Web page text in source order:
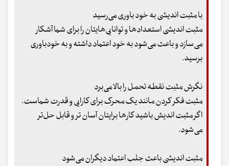
با مثبت اندیشی به خود باوری می‌رسید
مثبت اندیشی استعدادها و توانایی‌هایتان را برای شما آشکار
می‌سازد و باعث می‌شود به خود اعتماد داشته و به خودباوری
برسید.
نگرش مثبت نقطه تحمل را بالا می‌برد
مثبت فکر کردن مانند یک محرک برای کارایی و قدرت شماست.
اگر مثبت اندیش باشید کارها برایتان آسان تر و قابل حل‌تر
می‌شود.
مثبت اندیشی باعث جلب اعتماد دیگران می‌شود